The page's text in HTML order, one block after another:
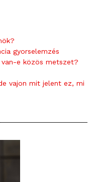
gyorselemzés
van-e közös metszet?
vajon mit jelent ez, mi